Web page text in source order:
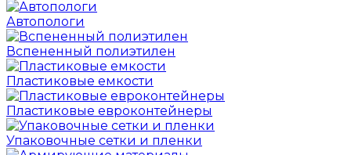
Автопологи
Вспененный полиэтилен
Пластиковые емкости
Пластиковые евроконтейнеры
Упаковочные сетки и пленки